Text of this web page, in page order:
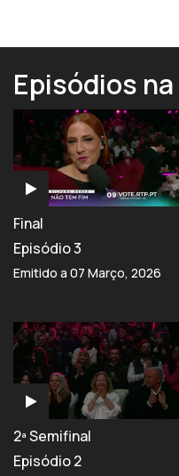
Episódios na
Final
Episódio 3
Emitido a 07 Março, 2026
2ª Semifinal
Episódio 2